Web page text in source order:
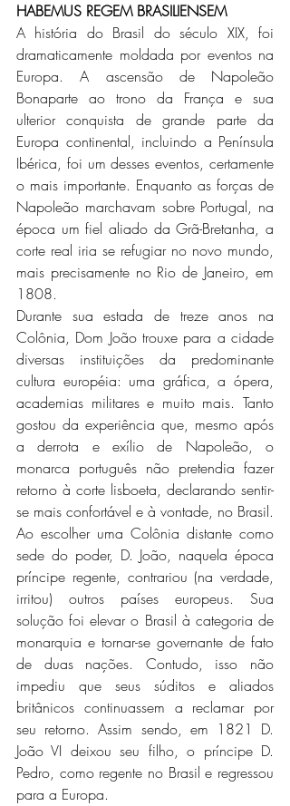
HABEMUS REGEM BRASILIENSEM
A história do Brasil do século XIX, foi
dramaticamente moldada por eventos na
Europa. A ascensão de Napoleão
Bonaparte ao trono da França e sua
ulterior conquista de grande parte da
Europa continental, incluindo a Península
Ibérica, foi um desses eventos, certamente
o mais importante. Enquanto as forças de
Napoleão marchavam sobre Portugal, na
época um fiel aliado da Grã-Bretanha, a
corte real iria se refugiar no novo mundo,
mais precisamente no Rio de Janeiro, em
1808.
Durante sua estada de treze anos na
Colônia, Dom João trouxe para a cidade
diversas instituições da predominante
cultura européia: uma gráfica, a ópera,
academias militares e muito mais. Tanto
gostou da experiência que, mesmo após
a derrota e exílio de Napoleão, o
monarca português não pretendia fazer
retorno à corte lisboeta, declarando sentir-
se mais confortável e à vontade, no Brasil.
Ao escolher uma Colônia distante como
sede do poder, D. João, naquela época
príncipe regente, contrariou (na verdade,
irritou) outros países europeus. Sua
solução foi elevar o Brasil à categoria de
monarquia e tornar-se governante de fato
de duas nações. Contudo, isso não
impediu que seus súditos e aliados
britânicos continuassem a reclamar por
seu retorno. Assim sendo, em 1821 D.
João VI deixou seu filho, o príncipe D.
Pedro, como regente no Brasil e regressou
para a Europa.